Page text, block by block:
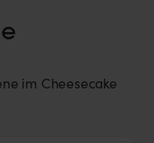
im Cheesecake